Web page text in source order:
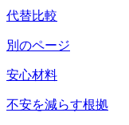
代替比較
別のページ
安心材料
不安を減らす根拠